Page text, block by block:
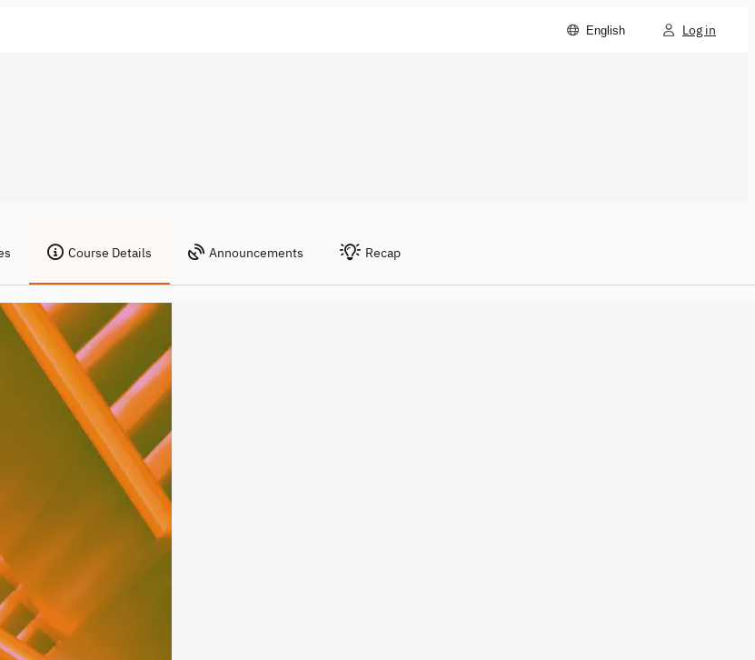
English Log in
Course Details Announcements Recap